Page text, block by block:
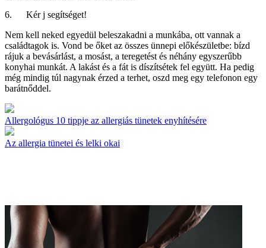
6. Kér j segítséget!
Nem kell neked egyedül beleszakadni a munkába, ott vannak a
családtagok is. Vond be őket az összes ünnepi előkészületbe: bízd
rájuk a bevásárlást, a mosást, a teregetést és néhány egyszerűbb
konyhai munkát. A lakást és a fát is díszítsétek fel együtt. Ha pedig
még mindig túl nagynak érzed a terhet, oszd meg egy telefonon egy
barátnőddel.
Allergológus 10 tippje az allergiás tünetek enyhítésére
Az allergia tünetei és lelki okai